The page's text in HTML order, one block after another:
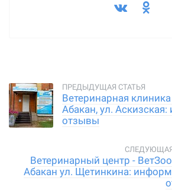
Ветеринарная
Абакан, ул.
отзывы
Ветеринарный центр -
Абакан ул. Щетинкина: